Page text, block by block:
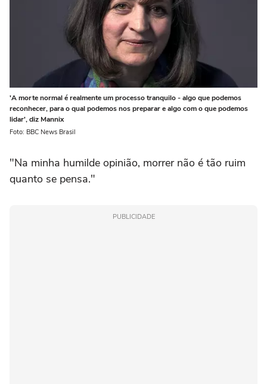
'A morte normal é realmente um processo tranquilo - algo que podemos
reconhecer, para o qual podemos nos preparar e algo com o que podemos
lidar', diz Mannix
Foto: BBC News Brasil
"Na minha humilde opinião, morrer não é tão ruim
quanto se pensa."
PUBLICIDADE